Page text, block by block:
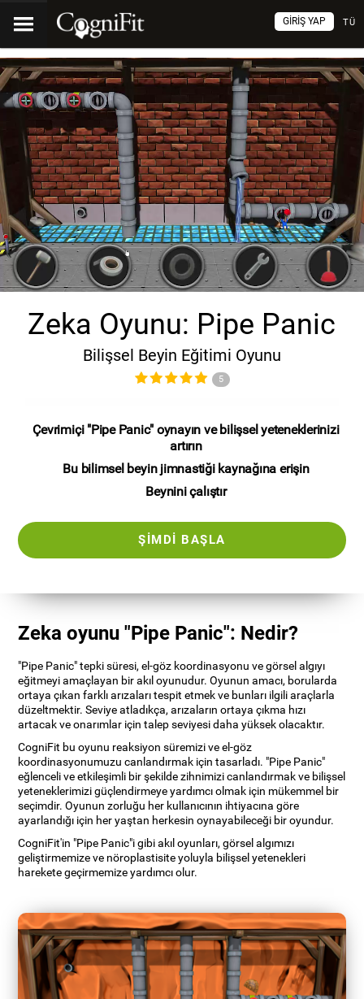
TÜ
GIRIŞ YAP
Zeka Oyunu: Pipe Panic
Bilişsel Beyin Eğitimi Oyunu
5
Çevrimiçi "Pipe Panic" oynayın ve bilişsel yeteneklerinizi
artırın
Bu bilimsel beyin jimnastiği kaynağına erişin
Beynini çalıştır
ŞIMDI BAŞLA
Zeka oyunu "Pipe Panic": Nedir?
"Pipe Panic" tepki süresi, el-göz koordinasyonu ve görsel algıyı
eğitmeyi amaçlayan bir akıl oyunudur. Oyunun amacı, borularda
ortaya çıkan farklı arızaları tespit etmek ve bunları ilgili araçlarla
düzeltmektir. Seviye atladıkça, arızaların ortaya çıkma hızı
artacak ve onarımlar için talep seviyesi daha yüksek olacaktır.
CogniFit bu oyunu reaksiyon süremizi ve el-göz
koordinasyonumuzu canlandırmak için tasarladı. "Pipe Panic"
eğlenceli ve etkileşimli bir şekilde zihnimizi canlandırmak ve bilişsel
yeteneklerimizi güçlendirmeye yardımcı olmak için mükemmel bir
seçimdir. Oyunun zorluğu her kullanıcının ihtiyacına göre
ayarlandığı için her yaştan herkesin oynayabileceği bir oyundur.
CogniFit'in "Pipe Panic"i gibi akıl oyunları, görsel algımızı
geliştirmemize ve nöroplastisite yoluyla bilişsel yetenekleri
harekete geçirmemize yardımcı olur.